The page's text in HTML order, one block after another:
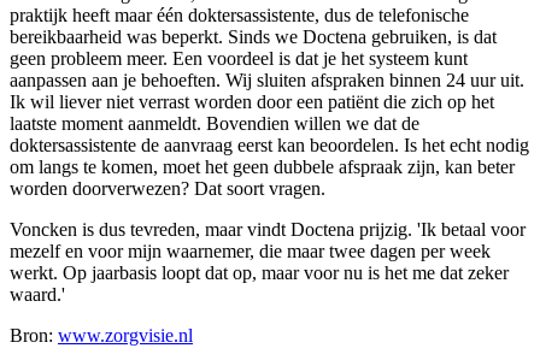
praktijk heeft maar één doktersassistente, dus de telefonische
bereikbaarheid was beperkt. Sinds we Doctena gebruiken, is dat
geen probleem meer. Een voordeel is dat je het systeem kunt
aanpassen aan je behoeften. Wij sluiten afspraken binnen 24 uur uit.
Ik wil liever niet verrast worden door een patiënt die zich op het
laatste moment aanmeldt. Bovendien willen we dat de
doktersassistente de aanvraag eerst kan beoordelen. Is het echt nodig
om langs te komen, moet het geen dubbele afspraak zijn, kan beter
worden doorverwezen? Dat soort vragen.
Voncken is dus tevreden, maar vindt Doctena prijzig. 'Ik betaal voor
mezelf en voor mijn waarnemer, die maar twee dagen per week
werkt. Op jaarbasis loopt dat op, maar voor nu is het me dat zeker
waard.'
Bron: www.zorgvisie.nl